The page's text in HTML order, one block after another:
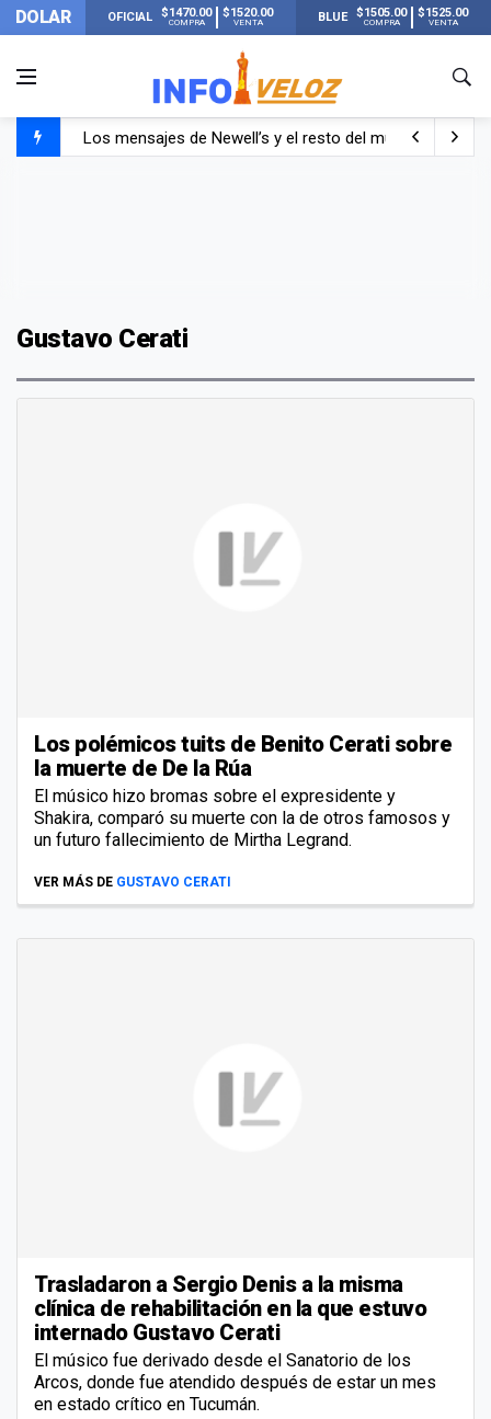
DOLAR OFICIAL $1470.00
COMPRA
$1520.00
VENTA BLUE $1505.00
COMPRA
$1525.00
VENTA
Los mensajes de Newell’s y el resto del mundo del
Gustavo Cerati
Los polémicos tuits de Benito Cerati sobre
la muerte de De la Rúa
El músico hizo bromas sobre el expresidente y
Shakira, comparó su muerte con la de otros famosos y
un futuro fallecimiento de Mirtha Legrand.
VER MÁS DE GUSTAVO CERATI
Trasladaron a Sergio Denis a la misma
clínica de rehabilitación en la que estuvo
internado Gustavo Cerati
El músico fue derivado desde el Sanatorio de los
Arcos, donde fue atendido después de estar un mes
en estado crítico en Tucumán.